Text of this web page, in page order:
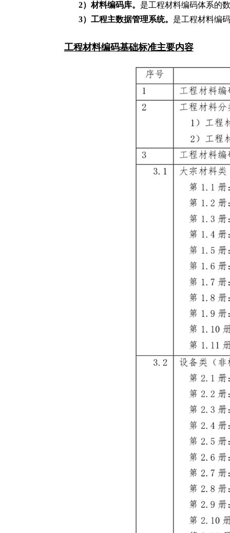
2）材料编码库。 是工程材料编码体系的
3）工程主数据管理系统。 是工程材料编
工程材料编码基础标准主要内容